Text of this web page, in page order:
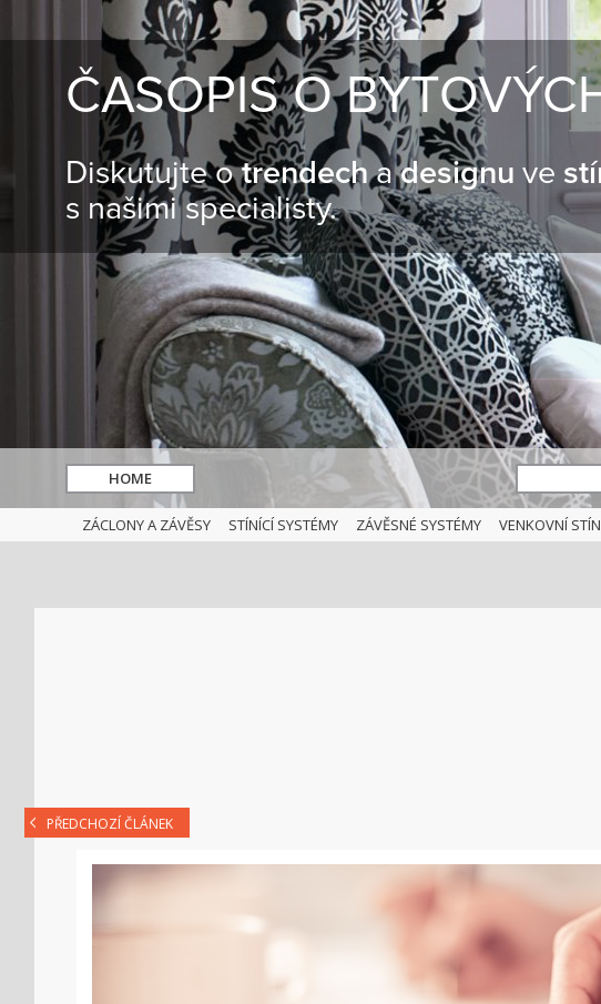
ČASOPIS O
Diskutujte otrendechadesignu ve
s našimi specialisty.
HOME
ZÁCLONY A ZÁVĚSY STÍNÍCÍ SYSTÉMY ZÁVĚSNÉ SYSTÉMY VENKOVNÍ
PŘEDCHOZÍ ČLÁNEK